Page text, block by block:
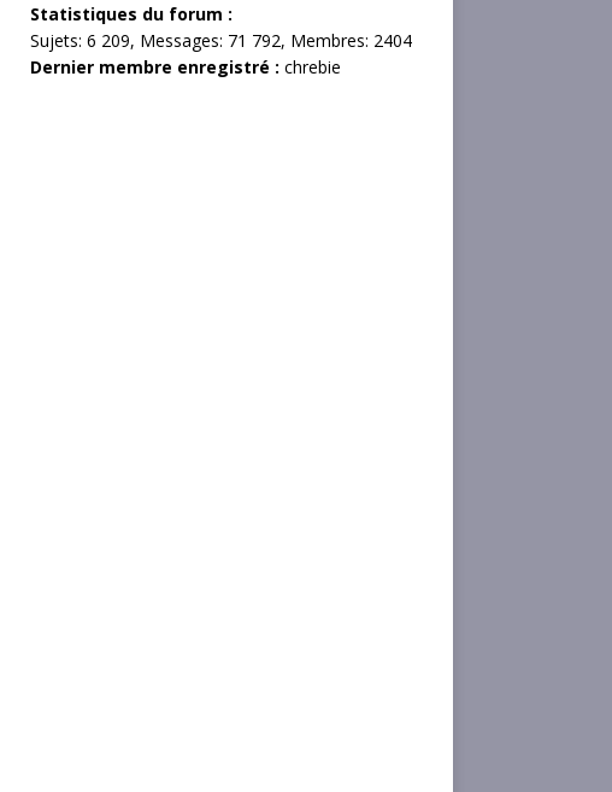
Statistiques du forum :
Sujets: 6 209, Messages: 71 792, Membres: 2404
Dernier membre enregistré : chrebie